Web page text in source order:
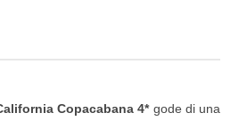
Copacabana 4*gode di una